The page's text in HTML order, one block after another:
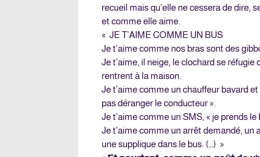
recueil mais qu’elle ne cessera de dire,
et comme elle aime.
« JE T’AIME COMME UN BUS
Je t’aime comme nos bras sont des
Je t’aime, il neige, le clochard se réfugie
rentrent à la maison.
Je t’aime comme un chauffeur bavard
pas déranger le conducteur ».
Je t’aime comme un SMS, « je prends le
Je t’aime comme un arrêt demandé, un
une supplique dans le bus. (…) »